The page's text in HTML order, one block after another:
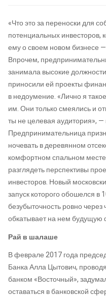
«Что это за переноски для
потенциальных инвесторов,
ему о своем новом бизнесе
Впрочем,
занимала высокие
приносили ей проекты
в недоумение. «Лично я
им. Они только смеялись и
ты не целевая аудитория»,
Предпринимательница
ночевать в деревянном
комфортном спальном
разглядеть перспективы
инвесторов. Новый
запуск которого обошелся
безубыточность ровно
обкатывает на нем будущую
Рай в шалаше
В феврале 2017 года
Банка Алла Цытович,
банком «Восточный»,
оставаться в банковской